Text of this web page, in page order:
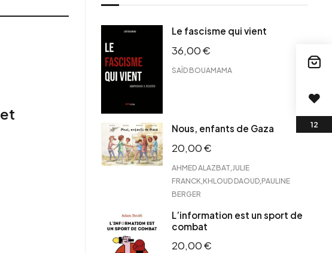
Le fascisme qui vient
36,00€
SAÏD BOUAMAMA
Nous, enfants de Gaza
20,00€
AHMED ALAZBAT JULIE
FRANCK KHLOUD DAOUD PAULINE
BERGER
L’information est un sport de
combat
20,00€